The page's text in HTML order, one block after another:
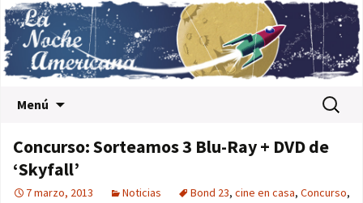
Menú Buscar:
Concurso: Sorteamos 3 Blu-Ray + DVD de
‘Skyfall’
7 marzo, 2013 Noticias Bond 23, cine en casa, Concurso,